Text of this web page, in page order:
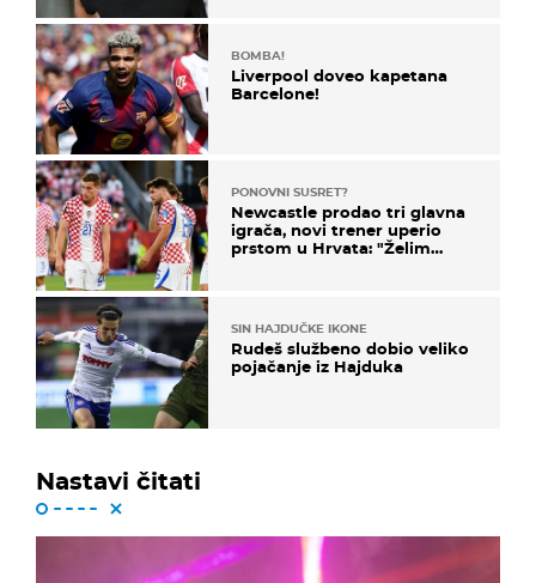
BOMBA!
Liverpool doveo kapetana
Barcelone!
PONOVNI SUSRET?
Newcastle prodao tri glavna
igrača, novi trener uperio
prstom u Hrvata: "Želim
SIN HAJDUČKE IKONE
Rudeš službeno dobio veliko
pojačanje iz Hajduka
Nastavi čitati